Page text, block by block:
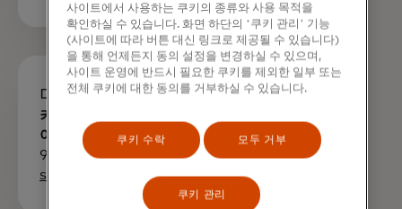
미디어 연락처
커뮤니케이션: 커뮤니케이션: 세스
아이젠
914-249-3153 |
seth.eisen@mastercard.com
사이트에서 사용하는 쿠키의 종류와 사용 목적을
확인하실 수 있습니다. 화면 하단의 '쿠키 관리' 기능
(사이트에 따라 버튼 대신 링크로 제공될 수 있습니다)
을 통해 언제든지 동의 설정을 변경하실 수 있으며,
사이트 운영에 반드시 필요한 쿠키를 제외한 일부 또는
전체 쿠키에 대한 동의를 거부하실 수 있습니다.
쿠키 수락 모두 거부
쿠키 관리